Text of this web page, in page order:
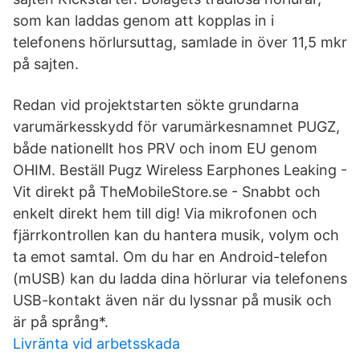
som kan laddas genom att kopplas in i
telefonens hörlursuttag, samlade in över 11,5 mkr
på sajten.
Redan vid projektstarten sökte grundarna
varumärkesskydd för varumärkesnamnet PUGZ,
både nationellt hos PRV och inom EU genom
OHIM. Beställ Pugz Wireless Earphones Leaking -
Vit direkt på TheMobileStore.se - Snabbt och
enkelt direkt hem till dig! Via mikrofonen och
fjärrkontrollen kan du hantera musik, volym och
ta emot samtal. Om du har en Android-telefon
(mUSB) kan du ladda dina hörlurar via telefonens
USB-kontakt även när du lyssnar på musik och
är på språng*.
Livränta vid arbetsskada